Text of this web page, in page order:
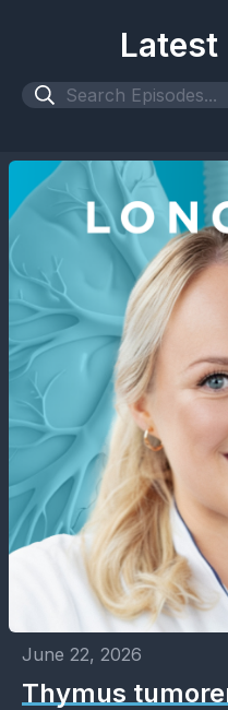
Latest
June 22, 2026
Thymus